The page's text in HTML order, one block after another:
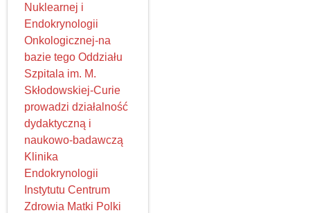
Nuklearnej i
Endokrynologii
Onkologicznej-na
bazie tego Oddziału
Szpitala im. M.
Skłodowskiej-Curie
prowadzi działalność
dydaktyczną i
naukowo-badawczą
Klinika
Endokrynologii
Instytutu Centrum
Zdrowia Matki Polki